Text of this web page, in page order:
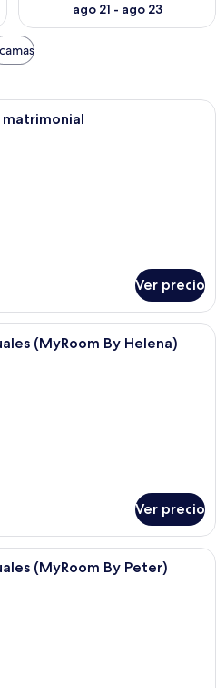
ago 21 - ago 23
Una habitación de hotel con una
matrimonial
Ver precio
Habitación de hotel con dos camas,
(MyRoom By Helena)
Ver precio
Habitación de hotel con cama,
(MyRoom By Peter)